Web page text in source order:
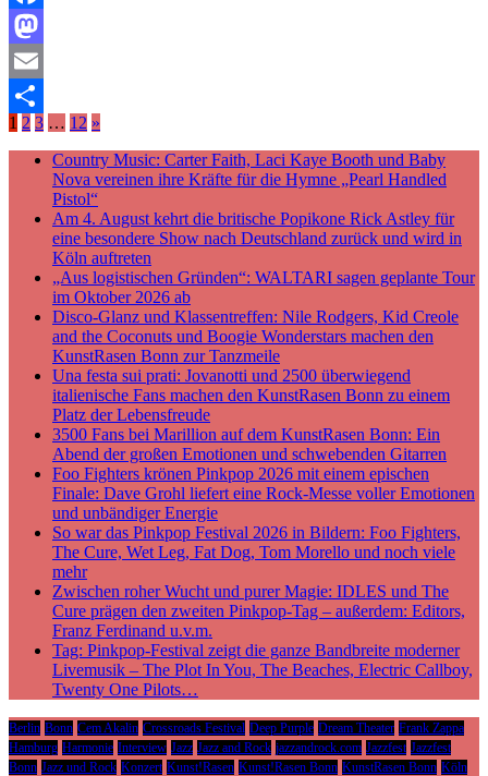
Facebook
Mastodon
Email
Teilen
1 2 3 … 12 »
Country Music: Carter Faith, Laci Kaye Booth und Baby
Nova vereinen ihre Kräfte für die Hymne „Pearl Handled
Pistol“
Am 4. August kehrt die britische Popikone Rick Astley für
eine besondere Show nach Deutschland zurück und wird in
Köln auftreten
„Aus logistischen Gründen“: WALTARI sagen geplante Tour
im Oktober 2026 ab
Disco-Glanz und Klassentreffen: Nile Rodgers, Kid Creole
and the Coconuts und Boogie Wonderstars machen den
KunstRasen Bonn zur Tanzmeile
Una festa sui prati: Jovanotti und 2500 überwiegend
italienische Fans machen den KunstRasen Bonn zu einem
Platz der Lebensfreude
3500 Fans bei Marillion auf dem KunstRasen Bonn: Ein
Abend der großen Emotionen und schwebenden Gitarren
Foo Fighters krönen Pinkpop 2026 mit einem epischen
Finale: Dave Grohl liefert eine Rock-Messe voller Emotionen
und unbändiger Energie
So war das Pinkpop Festival 2026 in Bildern: Foo Fighters,
The Cure, Wet Leg, Fat Dog, Tom Morello und noch viele
mehr
Zwischen roher Wucht und purer Magie: IDLES und The
Cure prägen den zweiten Pinkpop-Tag – außerdem: Editors,
Franz Ferdinand u.v.m.
Tag: Pinkpop-Festival zeigt die ganze Bandbreite moderner
Livemusik – The Plot In You, The Beaches, Electric Callboy,
Twenty One Pilots…
Berlin Bonn Cem Akalin Crossroads Festival Deep Purple Dream Theater Frank Zappa
Hamburg Harmonie Interview Jazz Jazz and Rock jazzandrock.com Jazzfest Jazzfest
Bonn Jazz und Rock Konzert Kunst!Rasen Kunst!Rasen Bonn KunstRasen Bonn Köln